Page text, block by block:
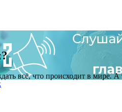
всё, что происходит в мире.